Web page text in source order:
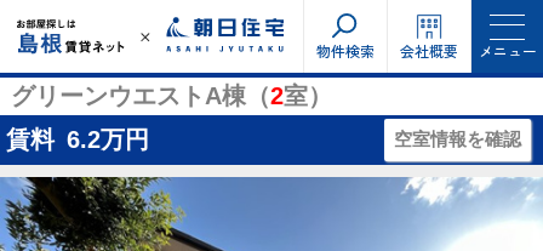
物件検索 会社概要 メニュー
グリーンウエストA棟（2室）
賃料 6.2万円 空室情報を確認